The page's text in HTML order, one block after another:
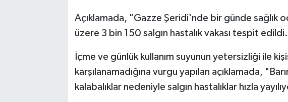
Açıklamada, "Gazze Şeridi'nde bir günde sağlık
üzere 3 bin 150 salgın hastalık vakası tespit
İçme ve günlük kullanım suyunun yetersizliği ile
karşılanamadığına vurgu yapılan açıklamada,
kalabalıklar nedeniyle salgın hastalıklar hızla